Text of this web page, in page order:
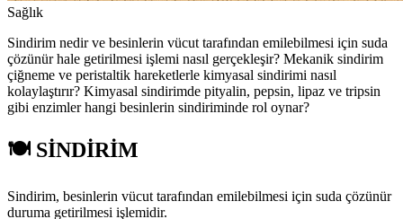
Sağlık
Sindirim nedir ve besinlerin vücut tarafından emilebilmesi için suda
çözünür hale getirilmesi işlemi nasıl gerçekleşir? Mekanik sindirim
çiğneme ve peristaltik hareketlerle kimyasal sindirimi nasıl
kolaylaştırır? Kimyasal sindirimde pityalin, pepsin, lipaz ve tripsin
gibi enzimler hangi besinlerin sindiriminde rol oynar?
🍽️ SİNDİRİM
Sindirim, besinlerin vücut tarafından emilebilmesi için suda çözünür
duruma getirilmesi işlemidir.